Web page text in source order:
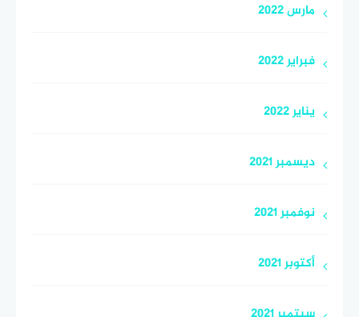
مارس 2022
فبراير 2022
يناير 2022
ديسمبر 2021
نوفمبر 2021
أكتوبر 2021